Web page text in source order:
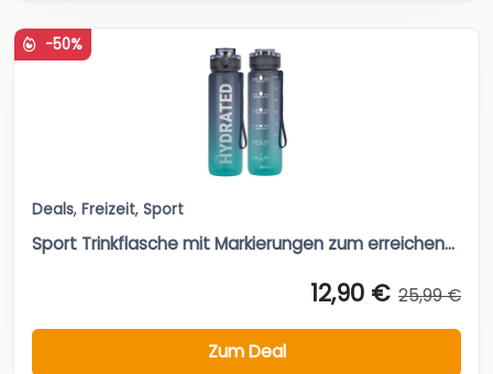
-50%
Deals, Freizeit, Sport
Sport Trinkflasche mit Markierungen zum erreichen...
12,90 € 25,99 €
Zum Deal